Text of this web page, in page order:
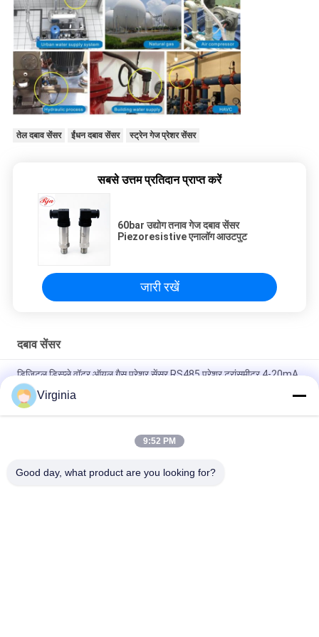
तेल दबाव सेंसर ईंधन दबाव सेंसर स्ट्रेन गेज प्रेशर सेंसर
सबसे उत्तम प्रतिदान प्राप्त करें
60bar उद्योग तनाव गेज दबाव सेंसर
Piezoresistive एनालॉग आउटपुट
जारी रखें
दबाव सेंसर
डिजिटल डिस्प्ले वॉटर ऑयल गैस प्रेशर सेंसर RS485 प्रेशर ट्रांसमीटर 4-20mA
5 अंड एलसीडी डिस्प्ले के साथ 2bar 10bar गैस प्रेशर सेंसर / वाटर लिक्विड प्रेशर
सेंसर
एनालॉग और डिजिटल आउटपुट 100psi / 150psi / 200psi के साथ उच्च
Virginia
9:52 PM
Good day, what product are you looking for?